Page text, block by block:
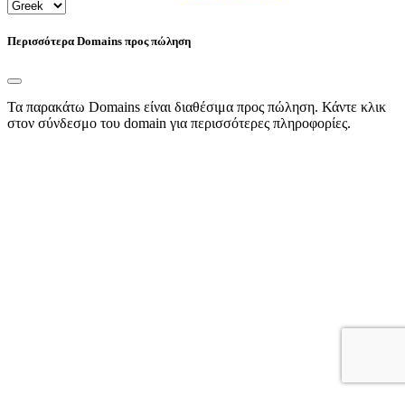
Περισσότερα Domains προς πώληση
Τα παρακάτω Domains είναι διαθέσιμα προς πώληση. Κάντε κλικ
στον σύνδεσμο του domain για περισσότερες πληροφορίες.